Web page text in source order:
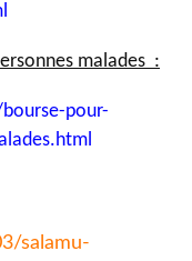
malades :
pour-
salamu-